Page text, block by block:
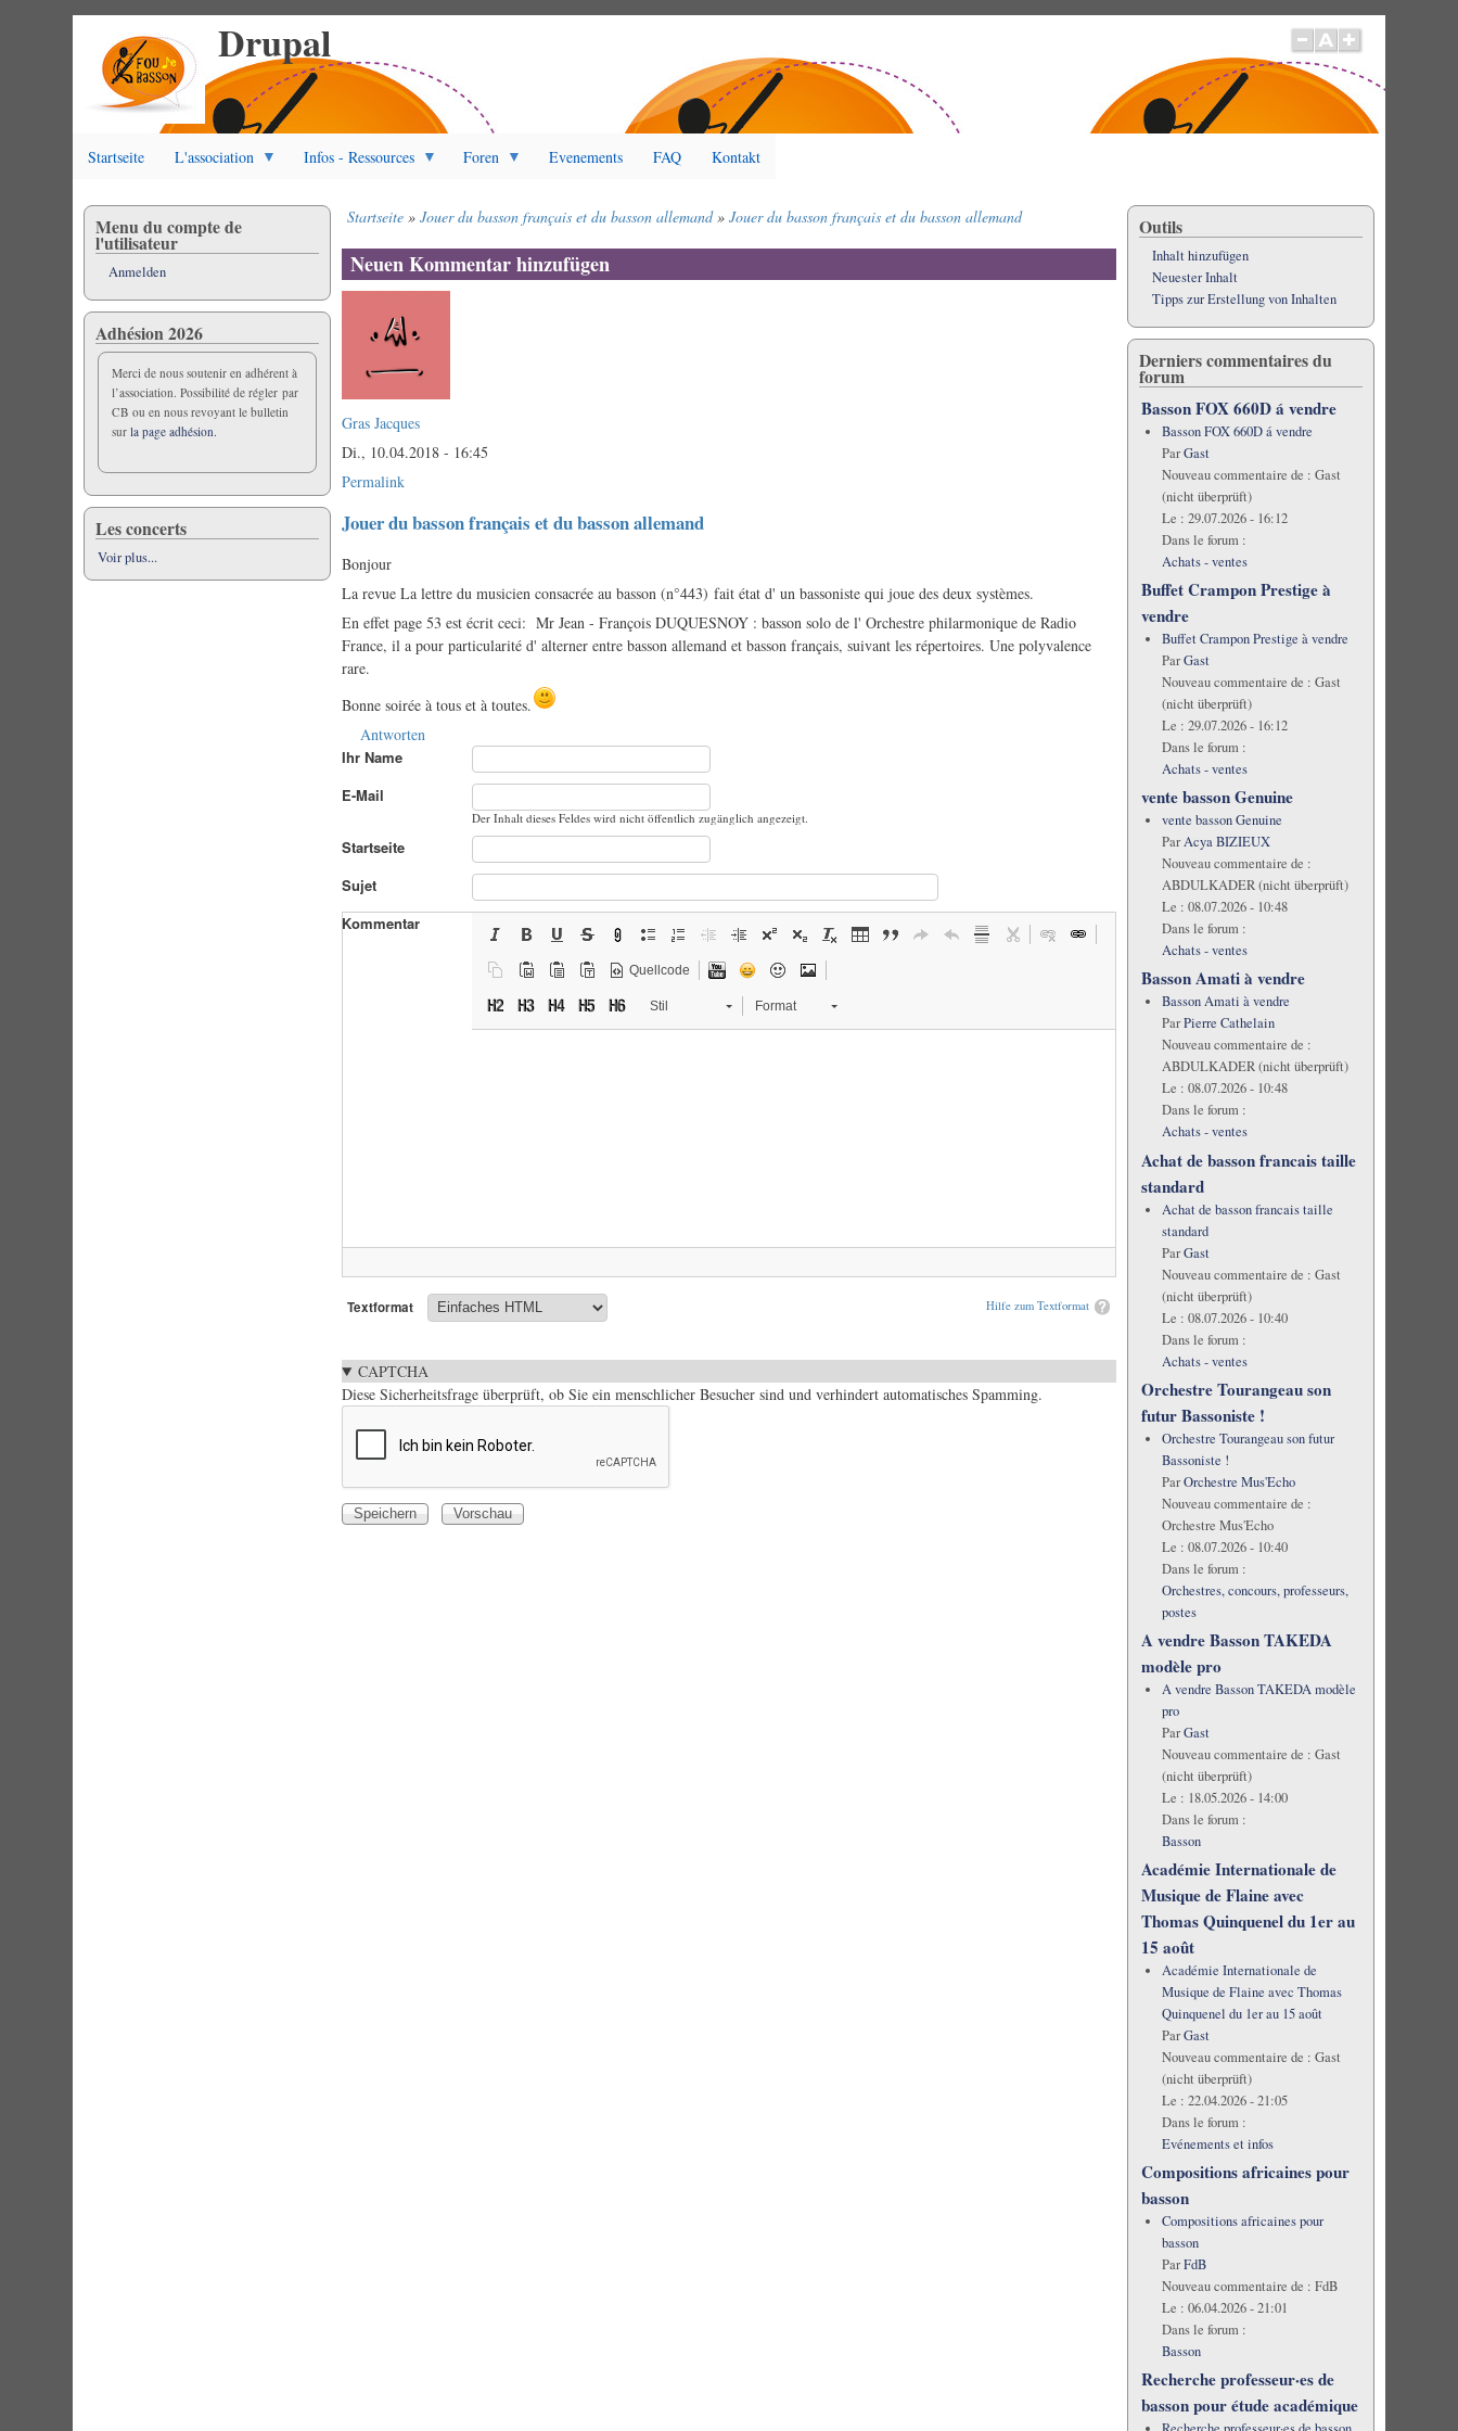
Drupal
Startseite L'association Infos - Ressources Foren Evenements FAQ Kontakt
Startseite Jouer du basson français et du basson allemand Jouer du basson français et du basson allemand
Neuen Kommentar hinzufügen
Gras Jacques
Di., 10.04.2018 - 16:45
Permalink
Jouer du basson français et du basson allemand
Bonjour
La revue La lettre du musicien consacrée au basson (n°443) fait état d' un bassoniste qui joue des deux systèmes.
En effet page 53 est écrit ceci: Mr Jean - François DUQUESNOY : basson solo de l' Orchestre philarmonique de Radio
France, il a pour particularité d' alterner entre basson allemand et basson français, suivant les répertoires. Une polyvalence
rare.
Bonne soirée à tous et à toutes.
Antworten
Ihr Name
E-Mail
Der Inhalt dieses Feldes wird nicht öffentlich zugänglich angezeigt.
Startseite
Sujet
Kommentar
Quellcode
Stil Format
Hilfe zum Textformat
Textformat
CAPTCHA
Diese Sicherheitsfrage überprüft, ob Sie ein menschlicher Besucher sind und verhindert automatisches Spamming.
Menu du compte de
l'utilisateur
Anmelden
Adhésion 2026
Merci de nous soutenir en adhérent à
l’association. Possibilité de régler par
CB ou en nous revoyant le bulletin
surla page adhésion.
Les concerts
Voir plus...
Outils
Inhalt hinzufügen
Neuester Inhalt
Tipps zur Erstellung von Inhalten
Derniers commentaires du
forum
Basson FOX 660D á vendre
Basson FOX 660D á vendre
ParGast
Nouveau commentaire de : Gast
(nicht überprüft)
Le : 29.07.2026 - 16:12
Dans le forum :
Achats - ventes
Buffet Crampon Prestige à
vendre
Buffet Crampon Prestige à vendre
ParGast
Nouveau commentaire de : Gast
(nicht überprüft)
Le : 29.07.2026 - 16:12
Dans le forum :
Achats - ventes
vente basson Genuine
vente basson Genuine
ParAcya BIZIEUX
Nouveau commentaire de :
ABDULKADER (nicht überprüft)
Le : 08.07.2026 - 10:48
Dans le forum :
Achats - ventes
Basson Amati à vendre
Basson Amati à vendre
ParPierre Cathelain
Nouveau commentaire de :
ABDULKADER (nicht überprüft)
Le : 08.07.2026 - 10:48
Dans le forum :
Achats - ventes
Achat de basson francais taille
standard
Achat de basson francais taille
standard
ParGast
Nouveau commentaire de : Gast
(nicht überprüft)
Le : 08.07.2026 - 10:40
Dans le forum :
Achats - ventes
Orchestre Tourangeau son
futur Bassoniste !
Orchestre Tourangeau son futur
Bassoniste !
ParOrchestre Mus'Echo
Nouveau commentaire de :
Orchestre Mus'Echo
Le : 08.07.2026 - 10:40
Dans le forum :
Orchestres, concours, professeurs,
postes
A vendre Basson TAKEDA
modèle pro
A vendre Basson TAKEDA modèle
pro
ParGast
Nouveau commentaire de : Gast
(nicht überprüft)
Le : 18.05.2026 - 14:00
Dans le forum :
Basson
Académie Internationale de
Musique de Flaine avec
Thomas Quinquenel du 1er au
15 août
Académie Internationale de
Musique de Flaine avec Thomas
Quinquenel du 1er au 15 août
ParGast
Nouveau commentaire de : Gast
(nicht überprüft)
Le : 22.04.2026 - 21:05
Dans le forum :
Evénements et infos
Compositions africaines pour
basson
Compositions africaines pour
basson
ParFdB
Nouveau commentaire de : FdB
Le : 06.04.2026 - 21:01
Dans le forum :
Basson
Recherche professeur·es de
basson pour étude académique